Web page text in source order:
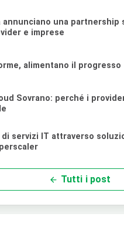
annunciano una
e imprese
alimentano il progresso
Sovrano: perché i
servizi IT attraverso
Tutti i post